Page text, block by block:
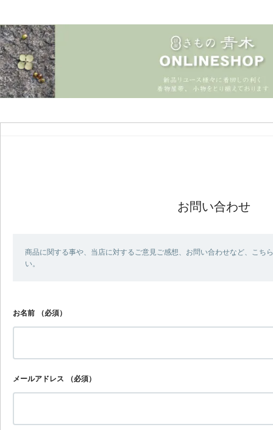
お問い合わせ
商品に関する事や、当店に対するご意見ご感想、お問い合わせなど、こち
い。
お名前 （必須）
メールアドレス （必須）